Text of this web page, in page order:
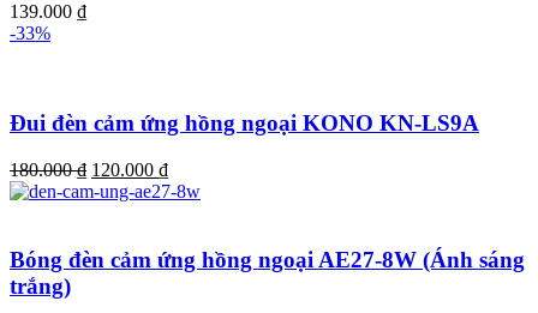
139.000 ₫
-33%
Đui đèn cảm ứng hồng ngoại KONO KN-LS9A
180.000₫ Giá
gốc
120.000 ₫Giá
hiện
120.000 ₫.
Bóng đèn cảm ứng hồng ngoại AE27-8W (Ánh sáng
trắng)